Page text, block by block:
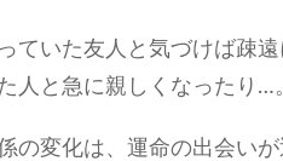
ていた友人と気づけば疎
人と急に親しくなったり…
の変化は、運命の出会い